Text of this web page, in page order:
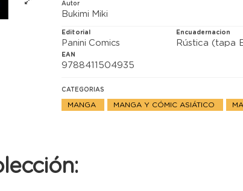
Autor
Bukimi Miki
Editorial
Panini Comics
Encuadernacion
Rústica (tapa
EAN
9788411504935
CATEGORIAS
MANGA MANGA Y CÓMIC ASIÁTICO